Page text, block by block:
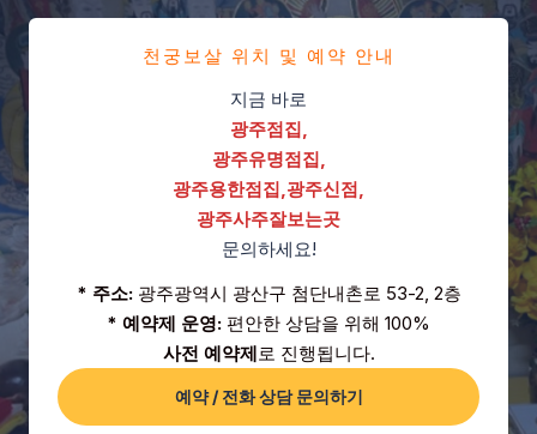
천궁보살 위치 및 예약 안내
지금 바로
광주점집,
광주유명점집,
광주용한점집,광주신점,
광주사주잘보는곳
문의하세요!
* 주소:광주광역시 광산구 첨단내촌로 53-2, 2층
* 예약제 운영: 편안한 상담을 위해 100%
사전 예약제로 진행됩니다.
예약 / 전화 상담 문의하기